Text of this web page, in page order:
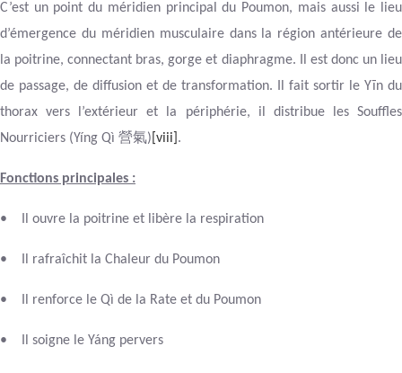
C’est un point du méridien principal du Poumon, mais aussi le lieu
d’émergence du méridien musculaire dans la région antérieure de
la poitrine, connectant bras, gorge et diaphragme. Il est donc un lieu
de passage, de diffusion et de transformation. Il fait sortir le Yīn du
thorax vers l’extérieur et la périphérie, il distribue les Souffles
Nourriciers (Yíng Qì 營氣) [viii] .
Fonctions principales :
• Il ouvre la poitrine et libère la respiration
• Il rafraîchit la Chaleur du Poumon
• Il renforce le Qì de la Rate et du Poumon
• Il soigne le Yáng pervers